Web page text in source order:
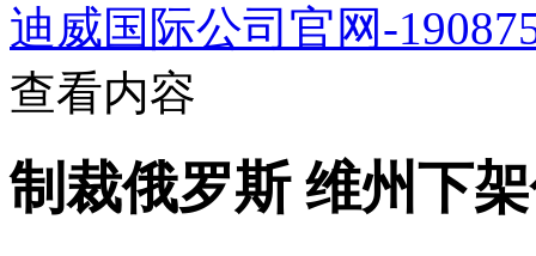
迪威国际公司官网-
查看内容
制裁俄罗斯 维州下